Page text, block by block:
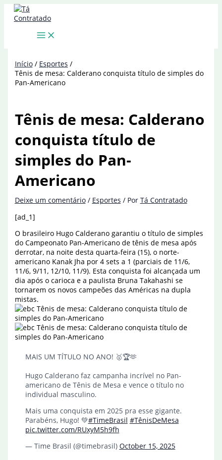
para
Início
Esportes
Tênis de mesa: Calderano conquista título de simples do
Pan-Americano
Tênis de mesa: Calderano
conquista título de
simples do Pan-
Americano
Deixe um comentário / Esportes / Por Tá Contratado
[ad_1]
O brasileiro Hugo Calderano garantiu o título de simples
do Campeonato Pan-Americano de tênis de mesa após
derrotar, na noite desta quarta-feira (15), o norte-
americano Kanak Jha por 4 sets a 1 (parciais de 11/6,
11/6, 9/11, 12/10, 11/9). Esta conquista foi alcançada um
dia após o carioca e a paulista Bruna Takahashi se
tornarem os novos campeões das Américas na dupla
mistas.
MAIS UM TÍTULO NO ANO! 🥇🏆🫶
Hugo Calderano faz campanha incrível no Pan-
americano de Tênis de Mesa e vence o título no
individual masculino.
Mais uma conquista em 2025 pra esse gigante.
Parabéns, Hugo! 💚#TimeBrasil #TênisDeMesa
pic.twitter.com/RUxyM5h9fh
— Time Brasil (@timebrasil) October 15, 2025